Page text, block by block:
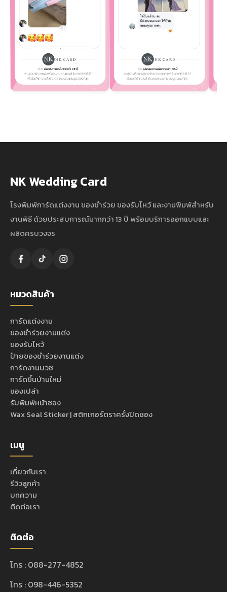
NK Wedding Card
โรงพิมพ์การ์ดแต่งงาน ของชำร่วย ของรับไหว้ และงานพิมพ์สำหรับ
งานพิธี ด้วยประสบการณ์มากกว่า 13 ปี พร้อมบริการออกแบบและ
ผลิตครบวงจร
หมวดสินค้า
การ์ดแต่งงาน
ของชำร่วยงานแต่ง
ของรับไหว้
ป้ายของชำร่วยงานแต่ง
การ์ดงานบวช
การ์ดขึ้นบ้านใหม่
ซองเปล่า
รับพิมพ์หน้าซอง
Wax Seal Sticker | สติกเกอร์ตราครั่งปิดซอง
เมนู
เกี่ยวกับเรา
รีวิวลูกค้า
บทความ
ติดต่อเรา
ติดต่อ
โทร : 088-277-4852
โทร : 098-446-5352